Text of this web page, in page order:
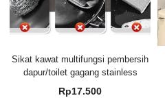
Sikat kawat multifungsi pembersih
dapur/toilet gagang stainless
Rp17.500